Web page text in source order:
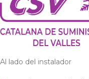
Al lado del instalador